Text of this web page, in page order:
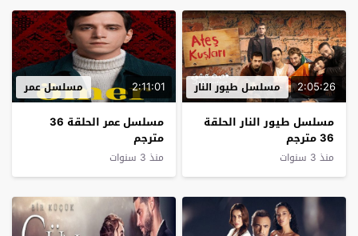
2:05:26 مسلسل طيور النار
مسلسل طيور النار الحلقة
36 مترجم
منذ 3 سنوات
2:11:01 مسلسل عمر
مسلسل عمر الحلقة 36
مترجم
منذ 3 سنوات